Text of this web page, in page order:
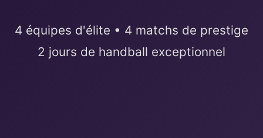
4 équipes d'élite • 4 matchs de prestige
2 jours de handball exceptionnel